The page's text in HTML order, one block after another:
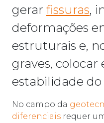
gerar fissuras,
deformações
estruturais e,
graves, colocar
estabilidade do
No campo da
diferenciais requer